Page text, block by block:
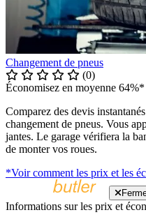
Changement de pneus
(0)
Économisez en moyenne 64%*
Comparez des devis
changement de pneus. Vous
jantes. Le garage vérifiera la
de monter vos roues.
*Voir comment les prix et les
Informations sur les prix et